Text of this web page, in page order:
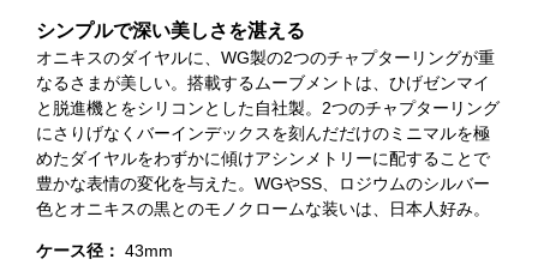
シンプルで深い美しさを湛える
オニキスのダイヤルに、WG製の2つのチャプターリングが重
なるさまが美しい。搭載するムーブメントは、ひげゼンマイ
と脱進機とをシリコンとした自社製。2つのチャプターリング
にさりげなくバーインデックスを刻んだだけのミニマルを極
めたダイヤルをわずかに傾けアシンメトリーに配することで
豊かな表情の変化を与えた。WGやSS、ロジウムのシルバー
色とオニキスの黒とのモノクロームな装いは、日本人好み。
ケース径： 43mm